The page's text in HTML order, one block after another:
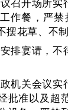
召开场所实
作餐，严
摆花草、不
排宴请，
机关会议实
批准以及超